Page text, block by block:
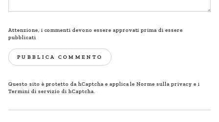
Attenzione, i commenti devono essere approvati prima di essere
pubblicati
PUBBLICA COMMENTO
Questo sito è protetto da hCaptcha e applica leNorme sulla privacy e i
Termini di servizio di hCaptcha.